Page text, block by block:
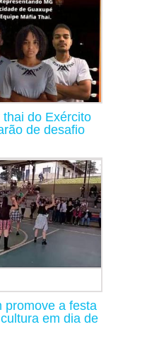
do Exército
de desafio
promove a festa
em dia de